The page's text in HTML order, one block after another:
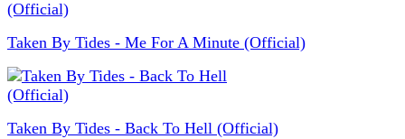
Taken By Tides - Me For A Minute (Official)
Taken By Tides - Back To Hell (Official)